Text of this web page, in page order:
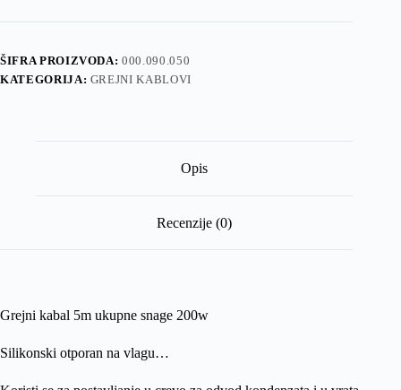
količina
ŠIFRA PROIZVODA:000.090.050
KATEGORIJA: GREJNI KABLOVI
Opis
Recenzije (0)
Grejni kabal 5m ukupne snage 200w
Silikonski otporan na vlagu…